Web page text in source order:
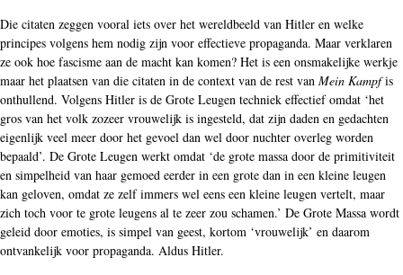
Die citaten zeggen vooral iets over het wereldbeeld van Hitler en welke
principes volgens hem nodig zijn voor effectieve propaganda. Maar verklaren
ze ook hoe fascisme aan de macht kan komen? Het is een onsmakelijke werkje
maar het plaatsen van die citaten in de context van de rest van Mein Kampfis
onthullend. Volgens Hitler is de Grote Leugen techniek effectief omdat ‘het
gros van het volk zozeer vrouwelijk is ingesteld, dat zijn daden en gedachten
eigenlijk veel meer door het gevoel dan wel door nuchter overleg worden
bepaald’. De Grote Leugen werkt omdat ‘de grote massa door de primitiviteit
en simpelheid van haar gemoed eerder in een grote dan in een kleine leugen
kan geloven, omdat ze zelf immers wel eens een kleine leugen vertelt, maar
zich toch voor te grote leugens al te zeer zou schamen.’ De Grote Massa wordt
geleid door emoties, is simpel van geest, kortom ‘vrouwelijk’ en daarom
ontvankelijk voor propaganda. Aldus Hitler.